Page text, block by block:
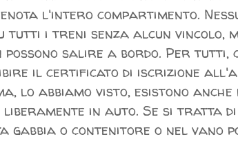
l'intero compartimento.
tutti i treni senza alcun vincolo,
salire a bordo. Per tutti,
il certificato di iscrizione
lo abbiamo visto, esistono
in auto. Se si tratta di
gabbia o contenitore o nel vano